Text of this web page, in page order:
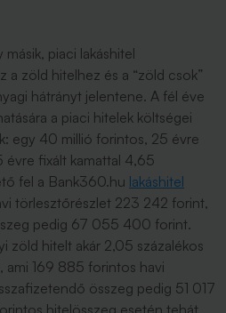
piaci lakáshitel
a zöld hitelhez és a “zöld csok”
hátrányt jelentene. A fél éve
a piaci hitelek költségei
egy 40 millió forintos, 25 évre
évre fixált kamattal 4,65
fel a Bank360.hu lakáshitel
törlesztőrészlet 223 242 forint,
pedig 67 055 400 forint.
zöld hitelt akár 2,05 százalékos
ami 169 885 forintos havi
összeg pedig 51 017
hitelösszeg esetén tehát